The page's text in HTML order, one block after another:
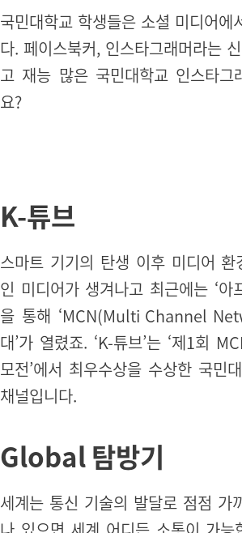
국민대학교 학생들은 소셜 미디어에
다. 페이스북커, 인스타그래머라는
고 재능 많은 국민대학교 인스타그
요?
K-튜브
스마트 기기의 탄생 이후 미디어 환
인 미디어가 생겨나고 최근에는 ‘아
을 통해 ‘MCN(Multi Channel
대’가 열렸죠. ‘K-튜브’는 ‘제1회
모전’에서 최우수상을 수상한 국민
채널입니다.
Global 탐방기
세계는 통신 기술의 발달로 점점 가
나 있으면 세계 어디든 소통이 가